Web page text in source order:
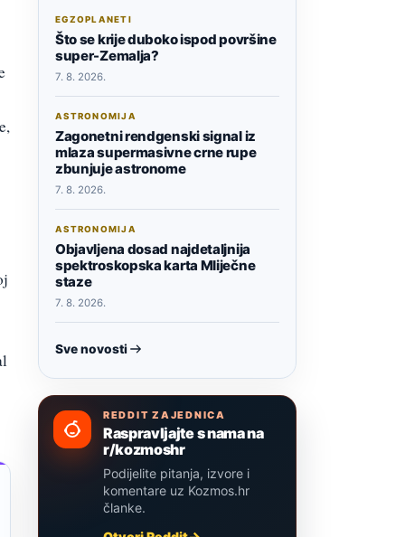
EGZOPLANETI
Što se krije duboko ispod površine
super-Zemalja?
7. 8. 2026.
ASTRONOMIJA
Zagonetni rendgenski signal iz
mlaza supermasivne crne rupe
zbunjuje astronome
7. 8. 2026.
ASTRONOMIJA
Objavljena dosad najdetaljnija
spektroskopska karta Mliječne
staze
7. 8. 2026.
Sve novosti
REDDIT ZAJEDNICA
Raspravljajte s nama na
r/kozmoshr
Podijelite pitanja, izvore i
komentare uz Kozmos.hr
članke.